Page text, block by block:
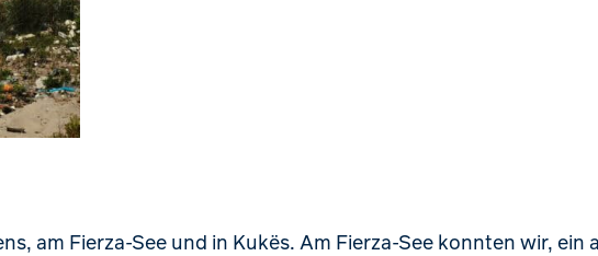
am Fierza-See und in Kukës. Am Fierza-See konnten wir, ein